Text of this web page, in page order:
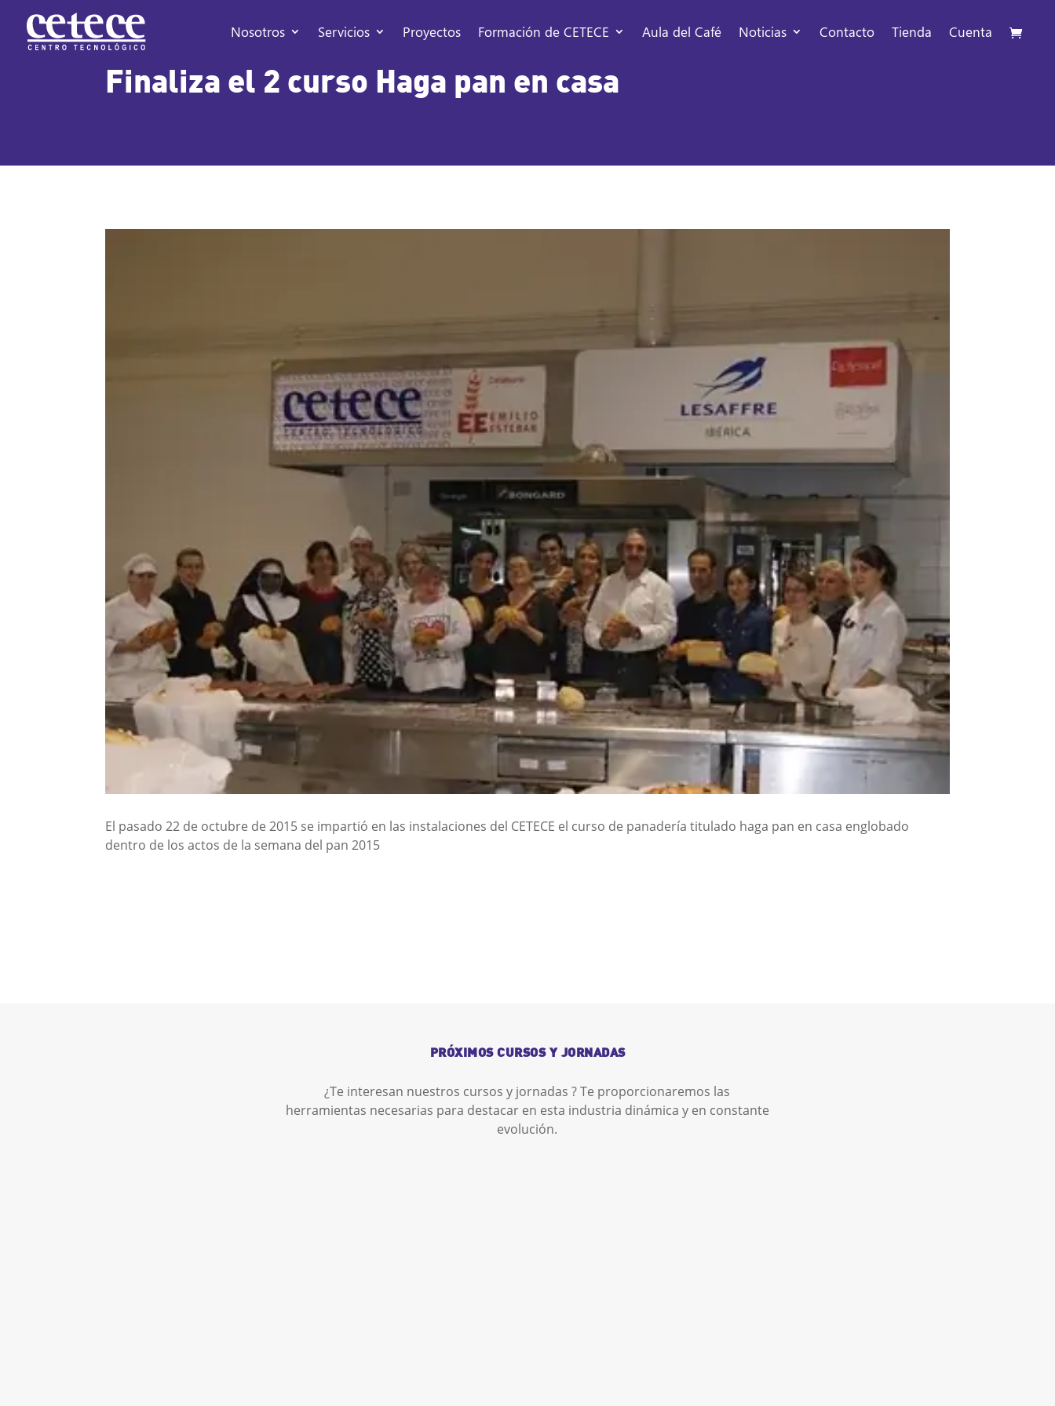
Nosotros Servicios Proyectos Formación de CETECE Aula del Café Noticias Contacto Tienda Cuenta
Finaliza el 2 curso Haga pan en casa
El pasado 22 de octubre de 2015 se impartió en las instalaciones del CETECE el curso de panadería titulado haga pan en casa englobado
dentro de los actos de la semana del pan 2015
PRÓXIMOS CURSOS Y JORNADAS
¿Te interesan nuestros cursos y jornadas ? Te proporcionaremos las
herramientas necesarias para destacar en esta industria dinámica y en constante
evolución.